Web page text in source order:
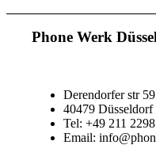
Phone Werk
Derendorfer str 59
40479 Düsseldorf
Tel: +49 211
Email: